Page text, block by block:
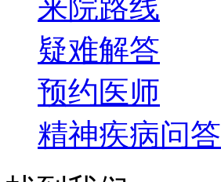
来院路线
疑难解答
预约医师
精神疾病问答